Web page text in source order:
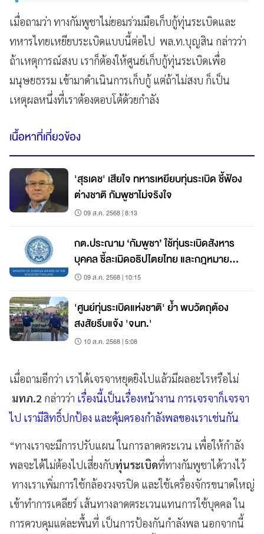
เมื่อถามว่า ทางกัมพูชาไม่ยอมร่วมมือเก็บกู้ทุ่นระเบิดและ
ทหารไทยเหยียบระเบิดแบบนี้ต่อไป พล.ท.บุญสิน กล่าวว่า
ถ้าเหตุการณ์สงบ เราก็ต้องให้ศูนย์เก็บกู้ทุ่นระเบิดเพื่อ
มนุษยธรรม เข้ามาดำเนินการเก็บกู้ แต่ถ้าไม่สงบ ก็เป็น
เหตุผลหนึ่งที่เราต้องตอบโต้ด้วยกำลัง
เนื้อหาที่เกี่ยวข้อง
'สุรเดช' เสียใจ ทหารเหยียบทุ่นระเบิด ชี้ฟ้อง
ต่างชาติ กัมพูชาไม่จริงใจ
09 ส.ค. 2568 | 8:13
กต.ประณาม ‘กัมพูชา’ ใช้ทุ่นระเบิดสังหาร
บุคคล ชี้ละเมิดอธิปไตยไทย และกฎหมาย
ระหว่างประเทศ
09 ส.ค. 2568 | 10:15
'ศูนย์ทุ่นระเบิดแห่งชาติ' ย้ำ พบวัตถุต้อง
สงสัยรีบแจ้ง 'จนท.'
10 ส.ค. 2568 | 5:08
เมื่อถามอีกว่า เราได้เจรจาหยุดยิงไปแล้วมีผลอะไรหรือไม่
มทภ.2 กล่าวว่า เรื่องนี้เป็นเรื่องหน้างาน การเจรจาก็เจรจา
ไป เรามีสิทธิ์ปกป้อง และคุ้มครองกำลังพลของเราเช่นกัน
“ทางเราจะมีการปรับแผน ในการลาดตระเวน เพื่อให้กำลัง
พลจะได้ไม่ต้องไปเสี่ยงกับทุ่นระเบิดที่ทางกัมพูชาได้วางไว้
ทางเราเพิ่มการใช้กล้องวงจรปิด และใช้เครื่องจักรขนาดใหญ่
เข้าทำการเคลียร์ เส้นทางลาดตระเวนแทนการใช้บุคคล ใน
การควบคุมแต่ละพื้นที่ เป็นการป้องกันกำลังพล นอกจากนี้